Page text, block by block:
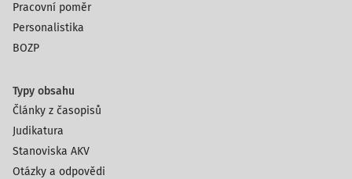
Pracovní poměr
Personalistika
BOZP
Typy obsahu
Články z časopisů
Judikatura
Stanoviska AKV
Otázky a odpovědi